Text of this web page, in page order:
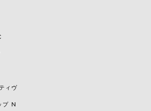
ィヴ
プ N